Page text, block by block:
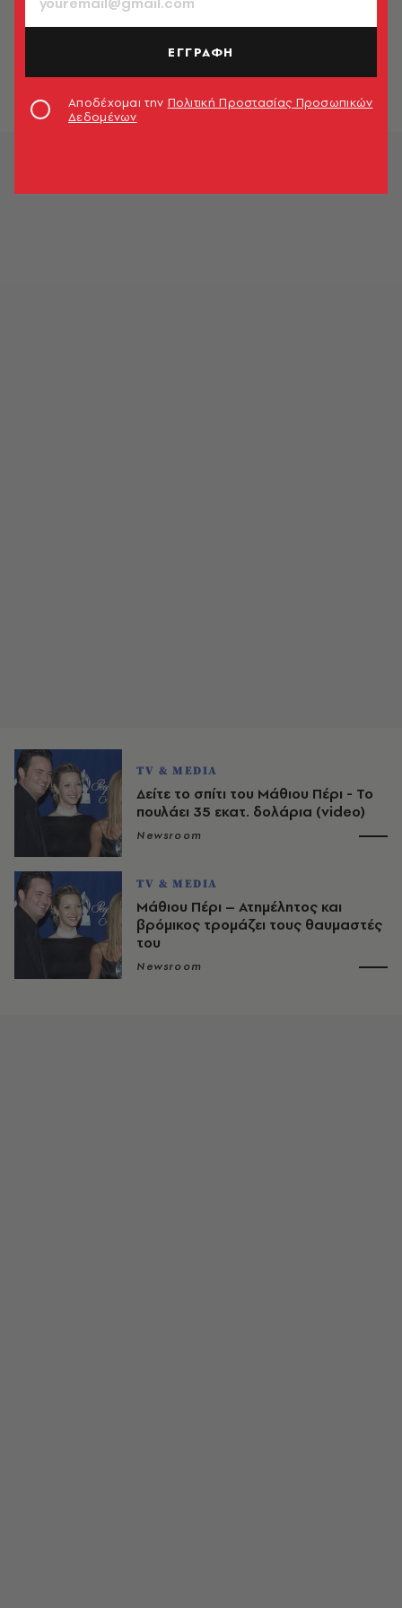
TV & MEDIA
Τα «Φιλαράκια» ξανά μαζί - Το post
της Άνιστον στο Instagram
Χαρά Βαμβακούλα
TV & MEDIA
Δείτε το σπίτι του Μάθιου Πέρι - Το
πουλάει 35 εκατ. δολάρια (video)
Newsroom
TV & MEDIA
Μάθιου Πέρι – Ατημέλητος και
βρόμικος τρομάζει τους θαυμαστές
του
Newsroom
ΕΓΓΡΑΦΗ
Αποδέχομαι την Πολιτική Προστασίας Προσωπικών
Δεδομένων